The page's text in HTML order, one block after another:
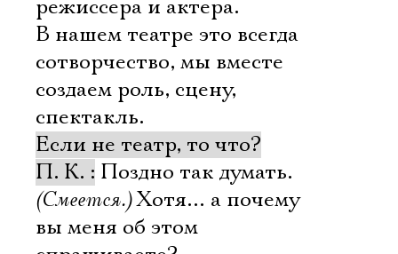
режиссера и актера.
В нашем театре это всегда
сотворчество, мы вместе
создаем роль, сцену,
спектакль.
Если не театр, то что?
П. К. : Поздно так думать.
(Смеется.)Хотя… а почему
вы меня об этом